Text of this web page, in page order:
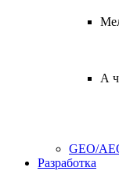
А
GEO/
Разработка